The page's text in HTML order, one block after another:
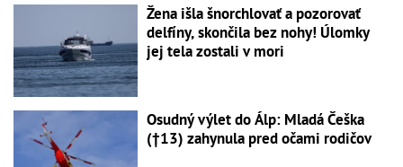
Žena išla šnorchlovať a pozorovať
delfíny, skončila bez nohy! Úlomky
jej tela zostali v mori
Osudný výlet do Álp: Mladá Češka
(†13) zahynula pred očami rodičov